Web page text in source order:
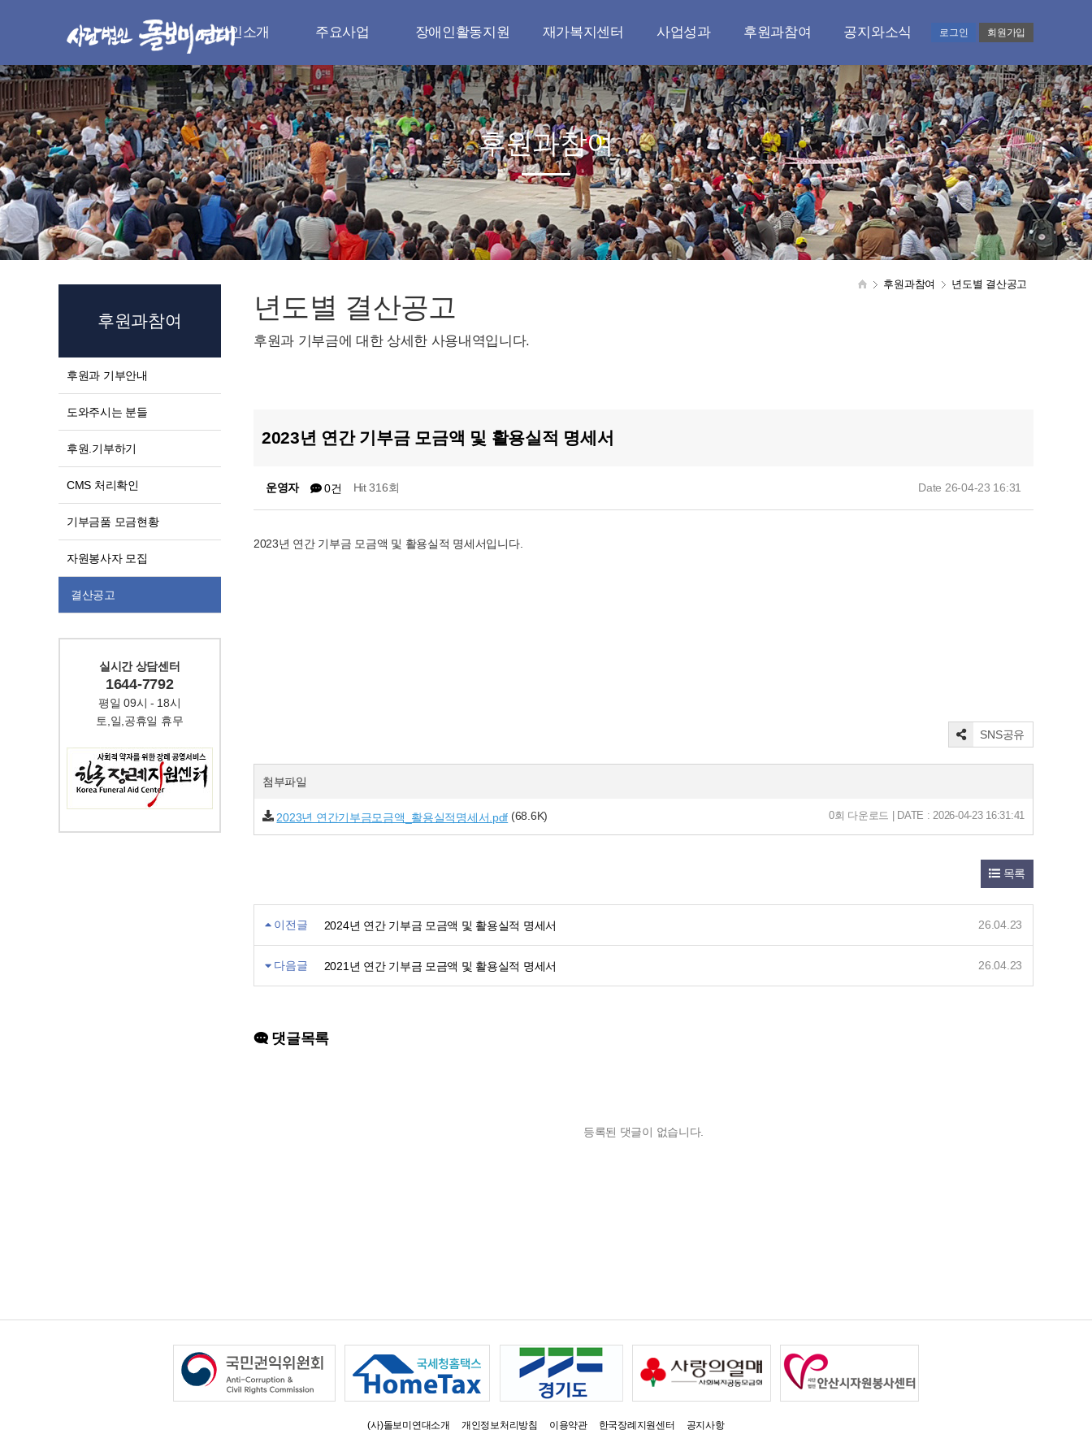
법인소개
법인소개
인사말
취지와 목적
법인 연혁
조직과 임원
로고와 시그니처
오시는 길
주요사업
주요사업
나눔실천사업
청소년 지원
다문화 지원
지역사회 연대
자원봉사정책
장례서비스.전문인양성
장애인활동지원
장애인활동지원
공지사항
자료실
갤러리
재가복지센터
재가복지센터
이용안내
오시는길
공지사항
자료실
갤러리
사업성과
나눔실천
무연고 장례지원
청소년 지원
다문화 지원
지역사회와 연대
정책연구와 교육
후원과참여
후원과 기부안내
도와주시는 분들
후원.기부하기
CMS 처리확인
기부금품 모금현황
자원봉사자 모집
결산공고
공지와소식
공지사항
언론보도실
감사편지
갤러리
영상홍보
자료실
로그인 회원가입
후원과참여 년도별 결산공고
후원과참여
후원과참여
후원과 기부안내
도와주시는 분들
후원.기부하기
CMS 처리확인
기부금품 모금현황
자원봉사자 모집
결산공고
실시간 상담센터
1644-7792
평일 09시 - 18시
토,일,공휴일 휴무
년도별 결산공고
후원과 기부금에 대한 상세한 사용내역입니다.
2023년 연간 기부금 모금액 및 활용실적 명세서
운영자 0건 Hit 316회 Date 26-04-23 16:31
2023년 연간 기부금 모금액 및 활용실적 명세서입니다.
SNS공유
첨부파일
2023년 연간기부금모금액_활용실적명세서.pdf (68.6K) 0회 다운로드 | DATE : 2026-04-23 16:31:41
목록
이전글 2024년 연간 기부금 모금액 및 활용실적 명세서 26.04.23
다음글 2021년 연간 기부금 모금액 및 활용실적 명세서 26.04.23
댓글목록
등록된 댓글이 없습니다.
(사)돌보미연대소개 개인정보처리방침 이용약관 한국장례지원센터 공지사항